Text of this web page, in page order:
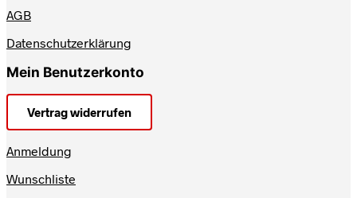
AGB
Datenschutzerklärung
Mein Benutzerkonto
Vertrag widerrufen
Anmeldung
Wunschliste